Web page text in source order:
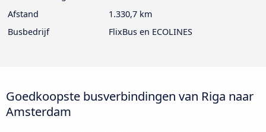
Afstand
1.330,7 km
Busbedrijf
FlixBus en ECOLINES
Goedkoopste busverbindingen van Riga naar
Amsterdam